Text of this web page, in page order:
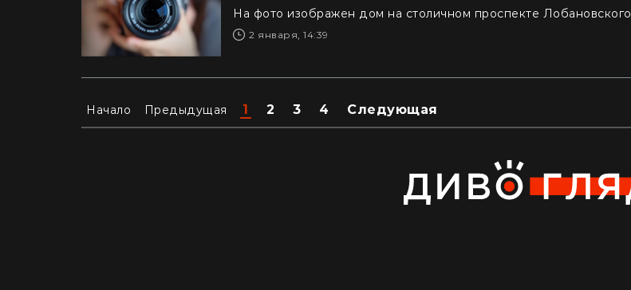
На фото изображен дом на столичном проспекте Лобановского
2 января, 14:39
Начало Предыдущая 1 2 3 4 Следующая